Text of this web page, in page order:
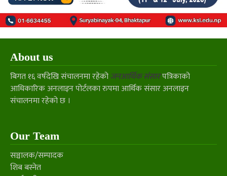
About us
बिगत १६ वर्षदेखि संचालनमा रहेकोजनआर्थिक संसारपत्रिकाको
आधिकारिक अनलाइन पोर्टलका रुपमा आर्थिक संसार अनलाइन
संचालनमा रहेको छ ।
Our Team
सञ्चालक/सम्पादक
शिब बस्नेत